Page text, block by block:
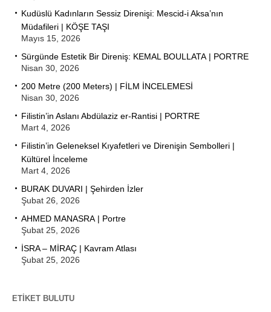
Kudüslü Kadınların Sessiz Direnişi: Mescid-i Aksa’nın
Müdafileri | KÖŞE TAŞI
Mayıs 15, 2026
Sürgünde Estetik Bir Direniş: KEMAL BOULLATA | PORTRE
Nisan 30, 2026
200 Metre (200 Meters) | FİLM İNCELEMESİ
Nisan 30, 2026
Filistin’in Aslanı Abdülaziz er-Rantisi | PORTRE
Mart 4, 2026
Filistin’in Geleneksel Kıyafetleri ve Direnişin Sembolleri |
Kültürel İnceleme
Mart 4, 2026
BURAK DUVARI | Şehirden İzler
Şubat 26, 2026
AHMED MANASRA | Portre
Şubat 25, 2026
İSRA – MİRAÇ | Kavram Atlası
Şubat 25, 2026
ETIKET BULUTU